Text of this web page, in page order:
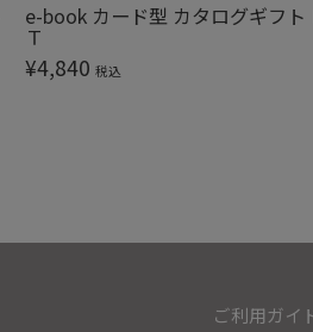
e-book カード型 カタログギフト
Ｔ
¥4,840 税込
ご利用ガイ